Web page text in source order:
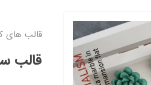
قالب های
قالب